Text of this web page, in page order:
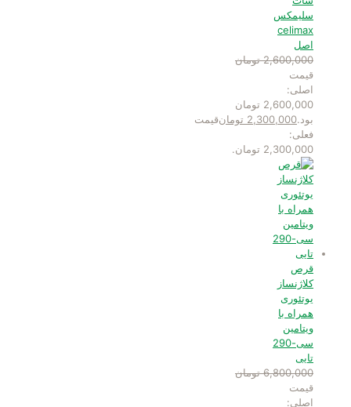
سلیمکس
celimax
اصل
2,600,000 تومان
قیمت
اصلی:
2,600,000 تومان
بود.2,300,000 تومانقیمت
فعلی:
2,300,000 تومان.
قرص
کلاژنساز
یوتئوری
همراه با
ویتامین
سی-290
تایی
6,800,000 تومان
قیمت
اصلی: